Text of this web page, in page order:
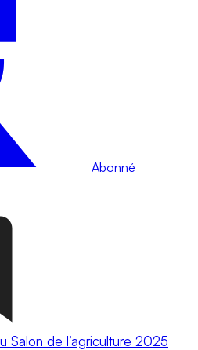
Abonné
Salon de l’agriculture 2025